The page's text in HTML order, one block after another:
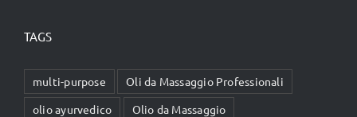
TAGS
multi-purpose
Oli da Massaggio Professionali
olio ayurvedico
Olio da Massaggio